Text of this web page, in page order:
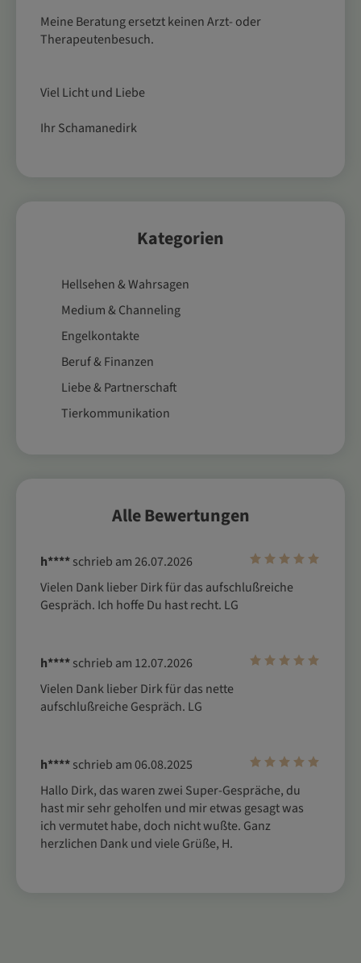
Meine Beratung ersetzt keinen Arzt- oder
Therapeutenbesuch.
Viel Licht und Liebe
Ihr Schamanedirk
Kategorien
Hellsehen & Wahrsagen
Medium & Channeling
Engelkontakte
Beruf & Finanzen
Liebe & Partnerschaft
Tierkommunikation
Alle Bewertungen
h****schrieb am 26.07.2026
Vielen Dank lieber Dirk für das aufschlußreiche
Gespräch. Ich hoffe Du hast recht. LG
h****schrieb am 12.07.2026
Vielen Dank lieber Dirk für das nette
aufschlußreiche Gespräch. LG
h****schrieb am 06.08.2025
Hallo Dirk, das waren zwei Super-Gespräche, du
hast mir sehr geholfen und mir etwas gesagt was
ich vermutet habe, doch nicht wußte. Ganz
herzlichen Dank und viele Grüße, H.